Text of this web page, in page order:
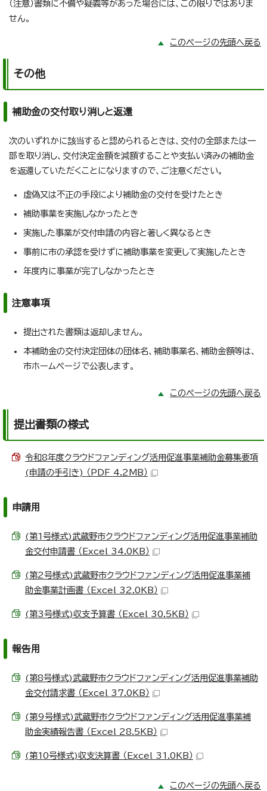
（注意）書類に不備や疑義等があった場合には、この限りではありま
せん。
このページの先頭へ戻る
その他
補助金の交付取り消しと返還
次のいずれかに該当すると認められるときは、交付の全部または一
部を取り消し、交付決定金額を減額することや支払い済みの補助金
を返還していただくことになりますので、ご注意ください。
虚偽又は不正の手段により補助金の交付を受けたとき
補助事業を実施しなかったとき
実施した事業が交付申請の内容と著しく異なるとき
事前に市の承認を受けずに補助事業を変更して実施したとき
年度内に事業が完了しなかったとき
注意事項
提出された書類は返却しません。
本補助金の交付決定団体の団体名、補助事業名、補助金額等は、
市ホームページで公表します。
このページの先頭へ戻る
提出書類の様式
令和8年度クラウドファンディング活用促進事業補助金募集要項
(申請の手引き) （PDF 4.2MB）
申請用
(第1号様式)武蔵野市クラウドファンディング活用促進事業補助
金交付申請書 （Excel 34.0KB）
(第2号様式)武蔵野市クラウドファンディング活用促進事業補
助金事業計画書 （Excel 32.0KB）
(第3号様式)収支予算書 （Excel 30.5KB）
報告用
(第8号様式)武蔵野市クラウドファンディング活用促進事業補助
金交付請求書 （Excel 37.0KB）
(第9号様式)武蔵野市クラウドファンディング活用促進事業補
助金実績報告書 （Excel 28.5KB）
(第10号様式)収支決算書 （Excel 31.0KB）
このページの先頭へ戻る